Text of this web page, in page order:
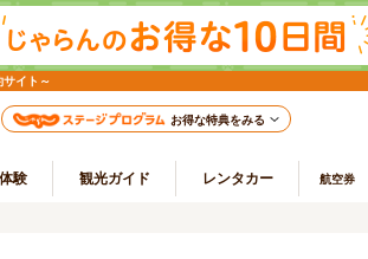
イト～
お得な特典をみる
験 観光ガイド レンタカー 航空券